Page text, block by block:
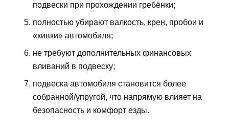
подвески при прохождении гребёнки;
полностью убирают валкость, крен, пробои и
«кивки» автомобиля;
не требуют дополнительных финансовых
вливаний в подвеску;
подвеска автомобиля становится более
собранной/упругой, что напрямую влияет на
безопасность и комфорт езды.